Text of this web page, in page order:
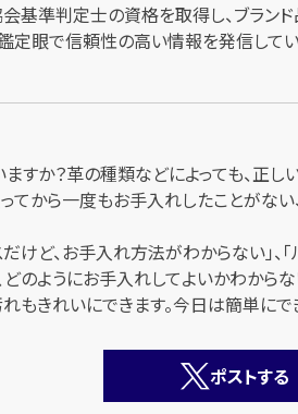
基準判定士の資格を取得し、ブラン
定眼で信頼性の高い情報を発信してい
すか？革の種類などによっても、正
てから一度もお手入れしたことがな
けど、お手入れ方法がわからない」
のようにお手入れしてよいかわか
もきれいにできます。今日は簡単に
ポストする